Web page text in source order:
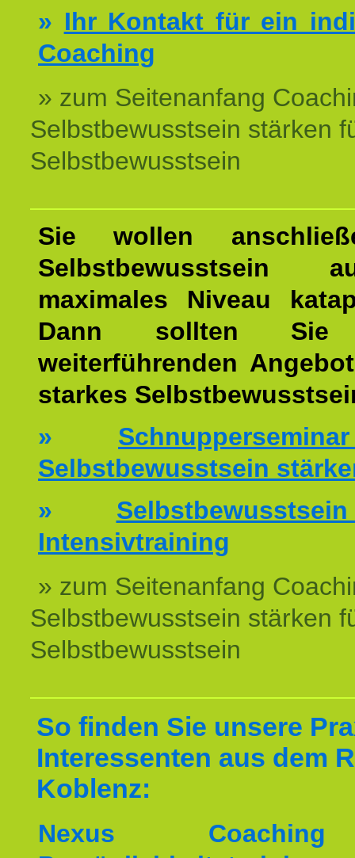
» Ihr Kontakt für ein
Coaching
» zum Seitenanfang
Selbstbewusstsein stärken
Selbstbewusstsein
Sie wollen
Selbstbewusstsein
maximales Niveau
Dann sollten Sie
weiterführenden
starkes
»
Selbstbewusstsein
»
Intensivtraining
» zum Seitenanfang
Selbstbewusstsein stärken
Selbstbewusstsein
So finden Sie unsere
Interessenten aus dem
Koblenz:
Nexus